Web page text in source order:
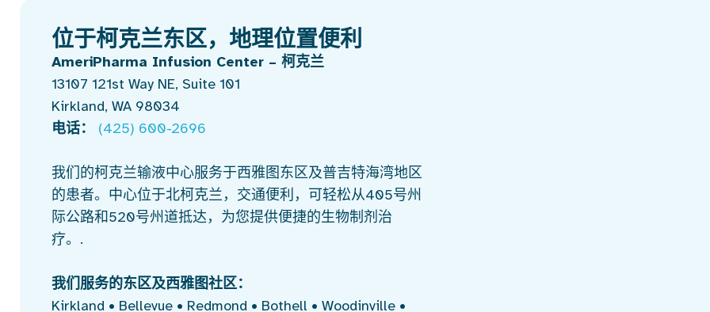
位于柯克兰东区，地理位置便利
AmeriPharma Infusion Center – 柯克兰
13107 121st Way NE, Suite 101
Kirkland, WA 98034
电话：
(425) 600-2696
我们的柯克兰输液中心服务于西雅图东区及普吉特海湾地区
的患者。中心位于北柯克兰，交通便利，可轻松从405号州
际公路和520号州道抵达，为您提供便捷的生物制剂治
疗。.
我们服务的东区及西雅图社区：
Kirkland • Bellevue • Redmond • Bothell • Woodinville •